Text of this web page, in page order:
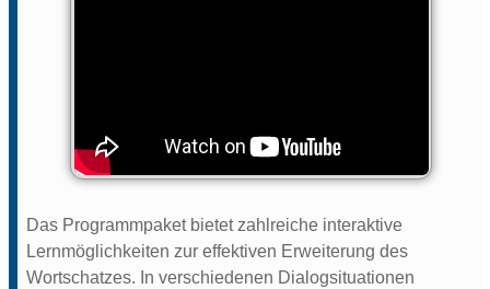
Das Programmpaket bietet zahlreiche interaktive
Lernmöglichkeiten zur effektiven Erweiterung des
Wortschatzes. In verschiedenen Dialogsituationen